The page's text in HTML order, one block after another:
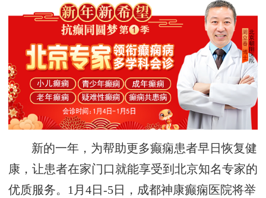
新的一年，为帮助更多癫痫患者早日恢复健
康，让患者在家门口就能享受到北京知名专家的
优质服务。1月4日-5日，成都神康癫痫医院将举